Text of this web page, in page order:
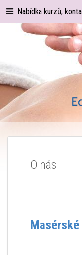
Nabídka kurzů,
O nás
Masérské